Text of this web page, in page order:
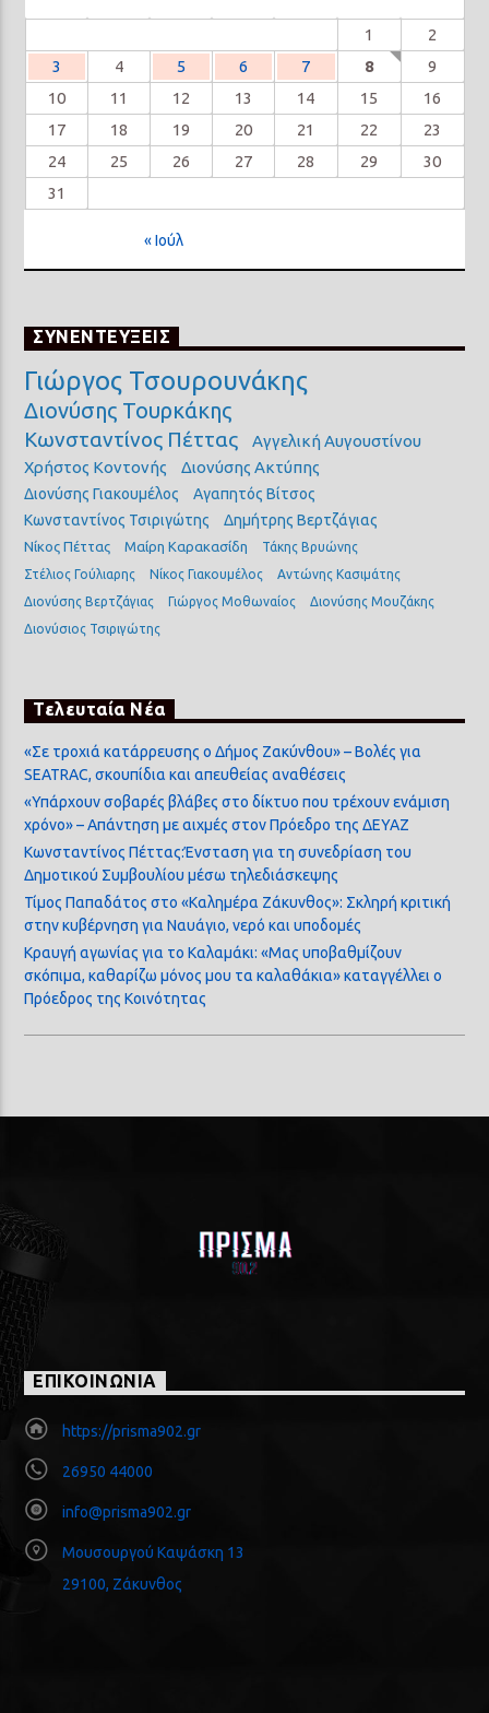
1
2
3
4 5 6 7 8
9
10
11 12 13 14 15
16
17
18 19 20 21 22
23
24
25 26 27 28 29
30
31
« Ιούλ
ΣΥΝΕΝΤΕΥΞΕΙΣ
Γιώργος Τσουρουνάκης
Διονύσης Τουρκάκης
Κωνσταντίνος Πέττας
Αγγελική Αυγουστίνου
Χρήστος Κοντονής
Διονύσης Ακτύπης
Διονύσης Γιακουμέλος
Αγαπητός Βίτσος
Κωνσταντίνος Τσιριγώτης
Δημήτρης Βερτζάγιας
Νίκος Πέττας Μαίρη Καρακασίδη
Τάκης Βρυώνης
Στέλιος Γούλιαρης
Νίκος Γιακουμέλος
Αντώνης Κασιμάτης
Διονύσης Βερτζάγιας
Γιώργος Μοθωναίος
Διονύσης Μουζάκης
Διονύσιος Τσιριγώτης
Τελευταία Νέα
«Σε τροχιά κατάρρευσης ο Δήμος Ζακύνθου» – Βολές για
SEATRAC, σκουπίδια και απευθείας αναθέσεις
«Υπάρχουν σοβαρές βλάβες στο δίκτυο που τρέχουν ενάμιση
χρόνο» – Απάντηση με αιχμές στον Πρόεδρο της ΔΕΥΑΖ
Κωνσταντίνος Πέττας:Ένσταση για τη συνεδρίαση του
Δημοτικού Συμβουλίου μέσω τηλεδιάσκεψης
Τίμος Παπαδάτος στο «Καλημέρα Ζάκυνθος»: Σκληρή κριτική
στην κυβέρνηση για Ναυάγιο, νερό και υποδομές
Κραυγή αγωνίας για το Καλαμάκι: «Μας υποβαθμίζουν
σκόπιμα, καθαρίζω μόνος μου τα καλαθάκια» καταγγέλλει ο
Πρόεδρος της Κοινότητας
ΕΠΙΚΟΙΝΩΝΙΑ
https://prisma902.gr
26950 44000
info@prisma902.gr
Μουσουργού Καψάσκη 13
29100, Ζάκυνθος